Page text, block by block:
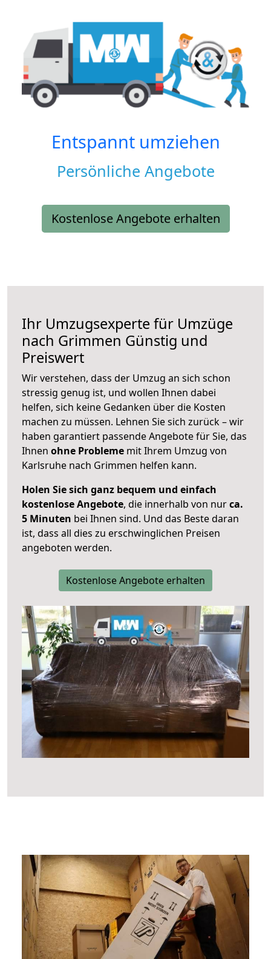
Entspannt umziehen
Persönliche Angebote
Kostenlose Angebote erhalten
Ihr Umzugsexperte für Umzüge
nach Grimmen Günstig und
Preiswert
Wir verstehen, dass der Umzug an sich schon
stressig genug ist, und wollen Ihnen dabei
helfen, sich keine Gedanken über die Kosten
machen zu müssen. Lehnen Sie sich zurück – wir
haben garantiert passende Angebote für Sie, das
Ihnen ohne Probleme mit Ihrem Umzug von
Karlsruhe nach Grimmen helfen kann.
Holen Sie sich ganz bequem und einfach
kostenlose Angebote, die innerhalb von nurca.
5 Minuten bei Ihnen sind. Und das Beste daran
ist, dass all dies zu erschwinglichen Preisen
angeboten werden.
Kostenlose Angebote erhalten